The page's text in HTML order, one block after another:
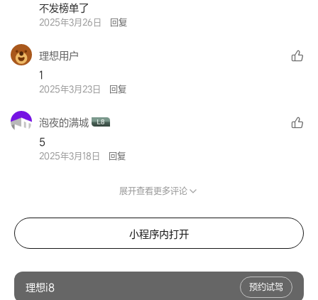
不发榜单了
2025年3月26日 回复
理想用户
1
2025年3月23日 回复
泡夜的满城
5
2025年3月18日 回复
展开查看更多评论
小程序内打开
理想i8 预约试驾